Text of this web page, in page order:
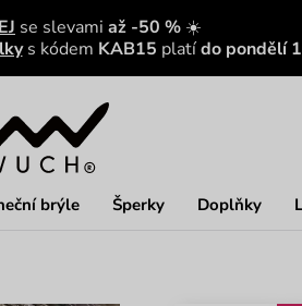
se slevami až -50 % ☀️
s kódem KAB15 platído pondělí
brýle Šperky Doplňky